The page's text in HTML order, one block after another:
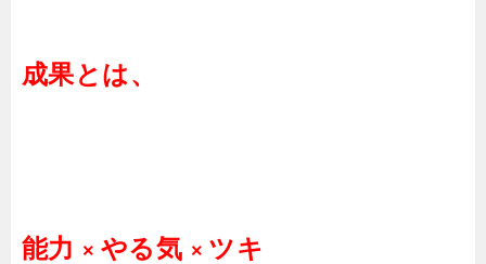
成果とは、
能力 ×やる気 × ツキ